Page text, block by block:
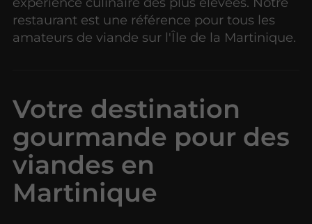
restaurant est une référence pour tous les
amateurs de viande sur l'Île de la Martinique.
Votre destination
gourmande pour des
viandes en
Martinique